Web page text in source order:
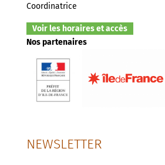
Coordinatrice
Voir les horaires et accès
Nos partenaires
NEWSLETTER